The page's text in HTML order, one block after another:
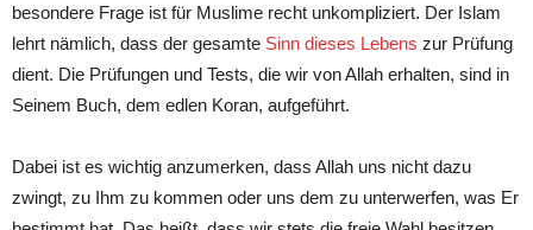
besondere Frage ist für Muslime recht unkompliziert. Der Islam
lehrt nämlich, dass der gesamte Sinn dieses Lebens zur Prüfung
dient. Die Prüfungen und Tests, die wir von Allah erhalten, sind in
Seinem Buch, dem edlen Koran, aufgeführt.
Dabei ist es wichtig anzumerken, dass Allah uns nicht dazu
zwingt, zu Ihm zu kommen oder uns dem zu unterwerfen, was Er